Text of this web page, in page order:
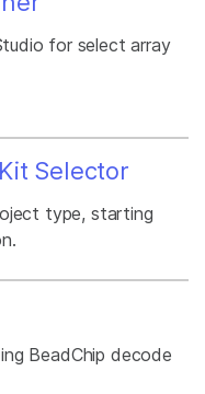
for select array
Selector
type, starting
BeadChip decode